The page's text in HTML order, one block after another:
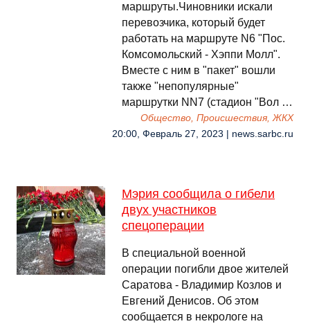
маршруты.Чиновники искали
перевозчика, который будет
работать на маршруте N6 "Пос.
Комсомольский - Хэппи Молл".
Вместе с ним в "пакет" вошли
также "непопулярные"
маршрутки NN7 (стадион "Вол …
Общество, Происшествия, ЖКХ
20:00, Февраль 27, 2023 | news.sarbc.ru
Мэрия сообщила о гибели
двух участников
спецоперации
В специальной военной
операции погибли двое жителей
Саратова - Владимир Козлов и
Евгений Денисов. Об этом
сообщается в некрологе на